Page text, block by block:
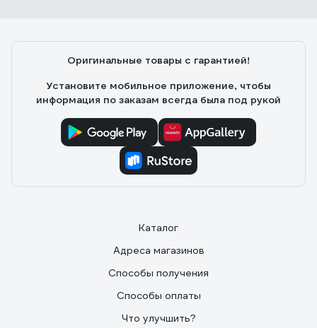
Оригинальные товары с гарантией!
Установите мобильное приложение, чтобы
информация по заказам всегда была под рукой
Каталог
Адреса магазинов
Способы получения
Способы оплаты
Что улучшить?